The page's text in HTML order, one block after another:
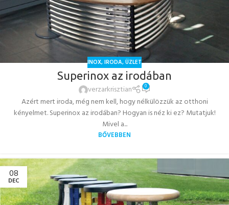
INOX,IRODA,ÜZLET
Superinox az irodában
verzarkrisztian 0
Azért mert iroda, még nem kell, hogy nélkülözzük az otthoni
kényelmet. Superinox az irodában? Hogyan is néz ki ez? Mutatjuk!
Mivel a...
BŐVEBBEN
08
DEC